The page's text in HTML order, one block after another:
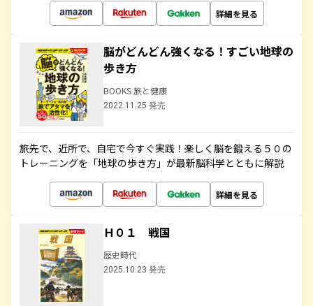
詳細を見る
脳がどんどん強くなる！すごい地球の
歩き方
BOOKS 旅と健康
2022.11.25 発売
旅先で、近所で、自宅で今すぐ実践！楽しく脳を鍛える５０の
トレーニングを「地球の歩き方」が最新脳科学とともに解説
詳細を見る
Ｈ０１ 戦国
歴史時代
2025.10.23 発売